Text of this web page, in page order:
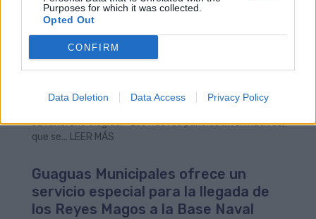
Purposes for which it was collected.
Opted Out
CONFIRM
Data Deletion Data Access Privacy Policy
paneles informativos en distintos puntos de la ciudad
que permiten conocer a los usuarios del transporte
público el horario exacto de paso de los servicios por las
paradas. Con la puesta en marcha de estos postes de
sistema central de producción al objeto de facilitar al
su itinerario elegido. Los nuevos paneles informativos,
que se... LEER MÁS
Guaguas Municipales ofrece un
servicio especial para la llegada de
los Reyes Magos a la Base Naval